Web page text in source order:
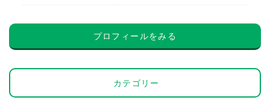
プロフィールをみる
カテゴリー